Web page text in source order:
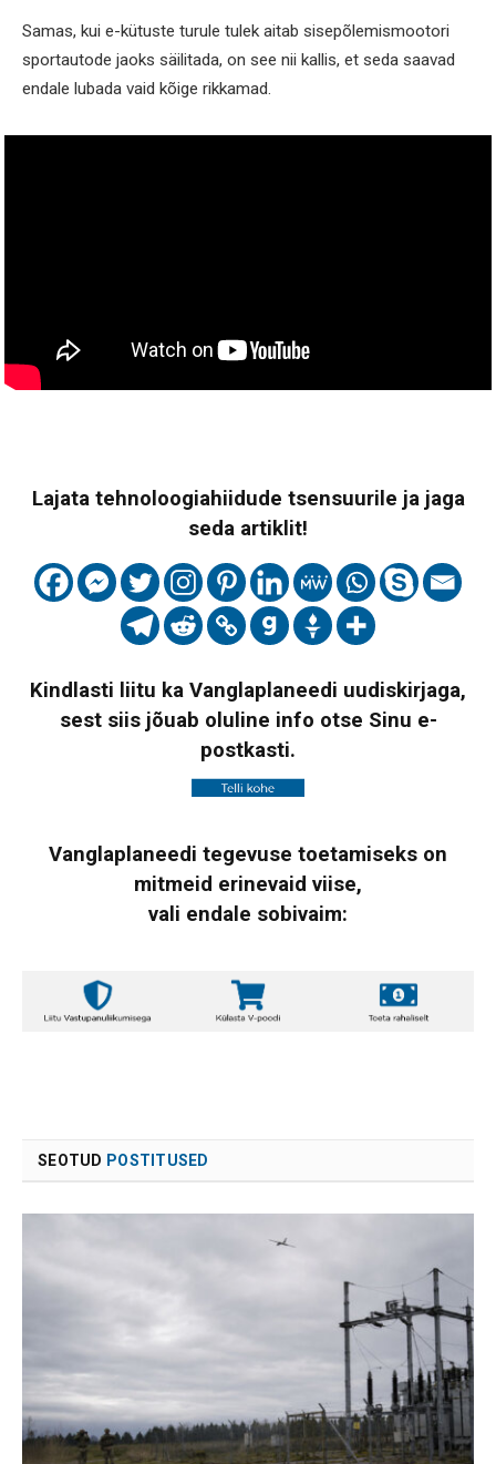
Samas, kui e-kütuste turule tulek aitab sisepõlemismootori
sportautode jaoks säilitada, on see nii kallis, et seda saavad
endale lubada vaid kõige rikkamad.
Lajata tehnoloogiahiidude tsensuurile ja jaga
seda artiklit!
Kindlasti liitu ka Vanglaplaneedi uudiskirjaga,
sest siis jõuab oluline info otse Sinu e-
postkasti.
Vanglaplaneedi tegevuse toetamiseks on
mitmeid erinevaid viise,
vali endale sobivaim:
SEOTUD POSTITUSED